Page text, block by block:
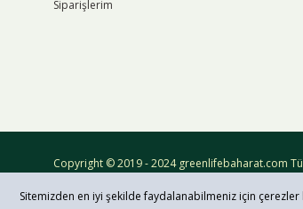
Sitemizden en iyi şekilde faydalanabilmeniz için çerezler
Siparişlerim
Copyright © 2019 - 2024 greenlifebaharat.com